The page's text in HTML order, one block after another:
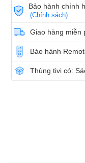
Bảo hành chính
(Chính sách)
Giao hàng miễn
Bảo hành
Thùng tivi có: